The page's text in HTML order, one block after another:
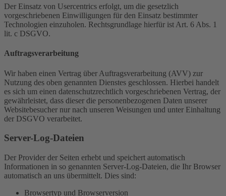
Der Einsatz von Usercentrics erfolgt, um die gesetzlich
vorgeschriebenen Einwilligungen für den Einsatz bestimmter
Technologien einzuholen. Rechtsgrundlage hierfür ist Art. 6 Abs. 1
lit. c DSGVO.
Auftragsverarbeitung
Wir haben einen Vertrag über Auftragsverarbeitung (AVV) zur
Nutzung des oben genannten Dienstes geschlossen. Hierbei handelt
es sich um einen datenschutzrechtlich vorgeschriebenen Vertrag, der
gewährleistet, dass dieser die personenbezogenen Daten unserer
Websitebesucher nur nach unseren Weisungen und unter Einhaltung
der DSGVO verarbeitet.
Server-Log-Dateien
Der Provider der Seiten erhebt und speichert automatisch
Informationen in so genannten Server-Log-Dateien, die Ihr Browser
automatisch an uns übermittelt. Dies sind:
Browsertyp und Browserversion